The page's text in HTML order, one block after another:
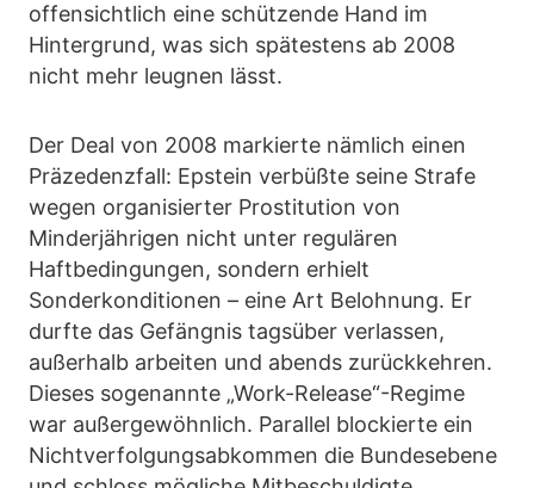
offensichtlich eine schützende Hand im
Hintergrund, was sich spätestens ab 2008
nicht mehr leugnen lässt.
Der Deal von 2008 markierte nämlich einen
Präzedenzfall: Epstein verbüßte seine Strafe
wegen organisierter Prostitution von
Minderjährigen nicht unter regulären
Haftbedingungen, sondern erhielt
Sonderkonditionen – eine Art Belohnung. Er
durfte das Gefängnis tagsüber verlassen,
außerhalb arbeiten und abends zurückkehren.
Dieses sogenannte „Work-Release“-Regime
war außergewöhnlich. Parallel blockierte ein
Nichtverfolgungsabkommen die Bundesebene